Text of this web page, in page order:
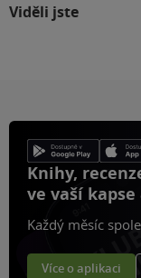
Viděli jste
Knihy,
ve vaší kapse
Každý měsíc
Více o aplikaci